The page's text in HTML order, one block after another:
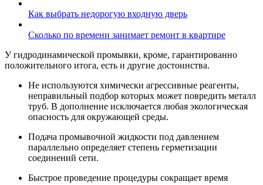
Как выбрать недорогую входную дверь
Сколько по времени занимает ремонт в квартире
У гидродинамической промывки, кроме, гарантированно
положительного итога, есть и другие достоинства.
Не используются химически агрессивные реагенты,
неправильный подбор которых может повредить металл
труб. В дополнение исключается любая экологическая
опасность для окружающей среды.
Подача промывочной жидкости под давлением
параллельно определяет степень герметизации
соединений сети.
Быстрое проведение процедуры сокращает время